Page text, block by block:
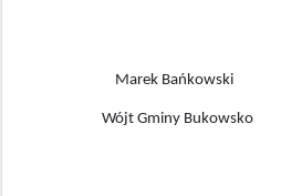
Marek Bańkowski
Wójt Gminy Bukowsko